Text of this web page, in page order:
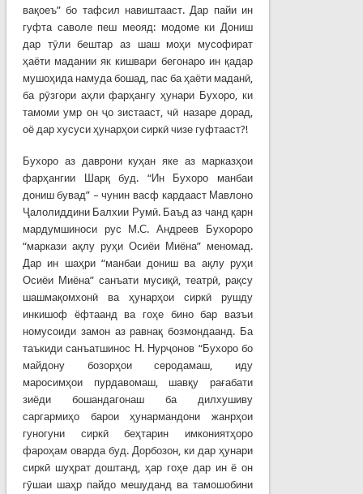
вақоеъ” бо тафсил навиштааст. Дар пайи ин
гуфта саволе пеш меояд: модоме ки Дониш
дар тӯли бештар аз шаш моҳи мусофират
ҳаёти мадании як кишвари бегонаро ин қадар
мушоҳида намуда бошад, пас ба ҳаёти маданӣ,
ба рӯзгори аҳли фарҳангу ҳунари Бухоро, ки
тамоми умр он ҷо зистааст, чӣ назаре дорад,
оё дар хусуси ҳунарҳои сиркӣ чизе гуфтааст?!
Бухоро аз даврони куҳан яке аз марказҳои
фарҳангии Шарқ буд. “Ин Бухоро манбаи
дониш бувад” – чунин васф кардааст Мавлоно
Ҷалолиддини Балхии Румӣ. Баъд аз чанд қарн
мардумшиноси рус М.С. Андреев Бухороро
“маркази ақлу руҳи Осиёи Миёна” меномад.
Дар ин шаҳри “манбаи дониш ва ақлу руҳи
Осиёи Миёна” санъати мусиқӣ, театрӣ, рақсу
шашмақомхонӣ ва ҳунарҳои сиркӣ рушду
инкишоф ёфтаанд ва гоҳе бино бар вазъи
номусоиди замон аз равнақ бозмондаанд. Ба
таъкиди санъатшинос Н. Нурҷонов “Бухоро бо
майдону бозорҳои серодамаш, иду
маросимҳои пурдавомаш, шавқу рағабати
зиёди бошандагонаш ба дилхушиву
саргармиҳо барои ҳунармандони жанрҳои
гуногуни сиркӣ беҳтарин имкониятҳоро
фароҳам оварда буд. Дорбозон, ки дар ҳунари
сиркӣ шуҳрат доштанд, ҳар гоҳе дар ин ё он
гӯшаи шаҳр пайдо мешуданд ва тамошобини